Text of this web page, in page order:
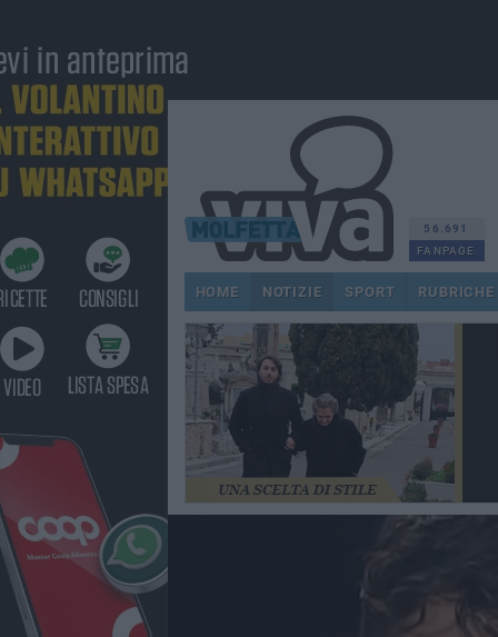
56.691
FANPAGE
HOME NOTIZIE SPORT RUBRICHE